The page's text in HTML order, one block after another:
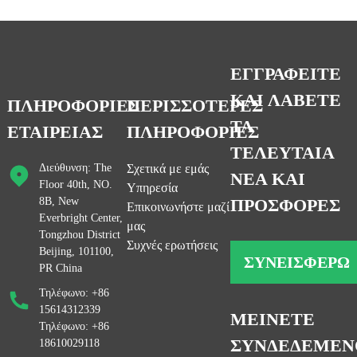
ΠΛΗΡΟΦΟΡΙΕΣ
ΕΤΑΙΡΕΙΑΣ
Διεύθυνση: The
Floor 40th, NO.
8B, New
Everbright Center,
Tongzhou District
Beijing, 101100,
PR China
Τηλέφωνο: +86
15614312339
Τηλέφωνο: +86
18610029118
ΠΕΡΙΣΣΟΤΕΡΕΣ
ΠΛΗΡΟΦΟΡΙΕΣ
Σχετικά με εμάς
Υπηρεσία
Επικοινωνήστε μαζί
μας
Συχνές ερωτήσεις
ΕΓΓΡΑΦΕΙΤΕ
ΚΑΙ ΛΑΒΕΤΕ
ΤΑ
ΤΕΛΕΥΤΑΙΑ
ΝΕΑ ΚΑΙ
ΠΡΟΣΦΟΡΕΣ
ΣΥΝΕΙΣΦΈΡΩ
ΜΕΙΝΕΤΕ